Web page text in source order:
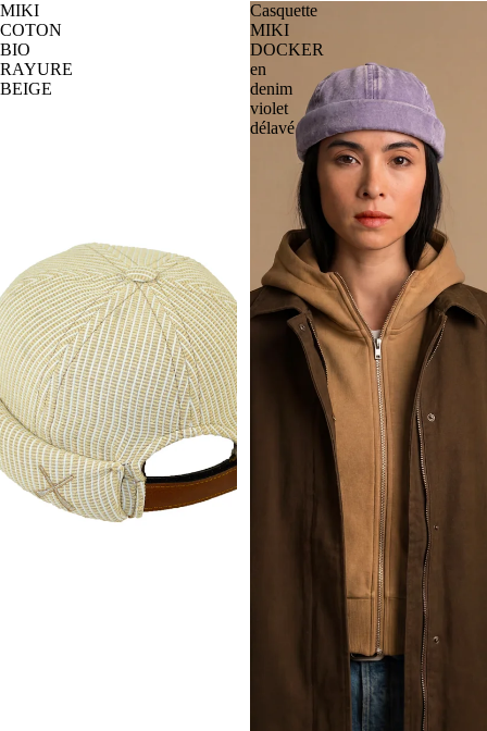
MIKI
COTON
BIO
RAYURE
BEIGE
Casquette
MIKI
DOCKER
en
denim
violet
délavé